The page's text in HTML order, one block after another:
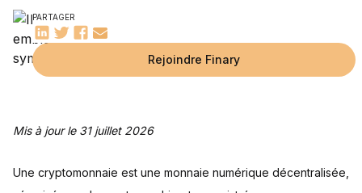
Application et utilisation des cryptomonnaies
Utilisation quotidienne
Commerce et investissements
Innovation dans les systèmes financiers
Applications concrètes de la blockchain
Quels sont les avantages et les risques des cryptomonnaies
Questions fréquentes
PARTAGER
Rejoindre Finary
Mis à jour le 31 juillet 2026
Une cryptomonnaie est une monnaie numérique décentralisée,